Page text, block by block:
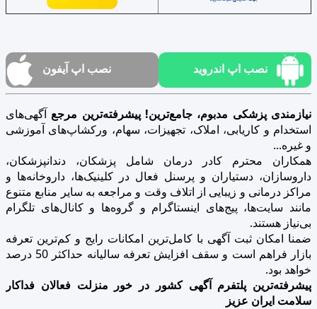
نصب اپ اندروید نصب اپ آیفون
نیازمندی پزشکی مدبوم، جامع‌ترین! پیشرفته‌ترین مرجع آگهی‌های
استخدام و کاریابی، املاک، تجهیزات، سهام، ورکشاپ‌های آموزشی
و غیره...
همکاران محترم کادر درمان شامل پزشکان، دندانپزشکان،
داروسازان، دستیاران و پرسنل فعال در کلینیک‌ها، داروخانه‌ها و
مراکز درمانی و زیبایی از اتلاف وقت و مراجعه به سایر منابع متنوع
مانند سایت‌ها، پیج‌های اینستاگرام و گروه‌ها و کانال‌های تلگرام
بی‌نیاز هستند.
ضمنا امکان ثبت آگهی با کامل‌ترین امکانات رایج و کم‌ترین تعرفه
بازار فراهم است و سقف افزایش تعرفه سالیانه حداکثر 50 درصد
خواهد بود.
پیشرفته‌ترین پلتفرم آگهی کشور در خور منزلت فعالان فداکار
سلامت ایران عزیز